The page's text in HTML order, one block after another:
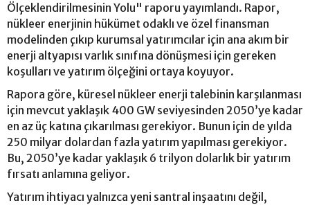
Ölçeklendirilmesinin Yolu" raporu yayımlandı. Rapor,
nükleer enerjinin hükümet odaklı ve özel finansman
modelinden çıkıp kurumsal yatırımcılar için ana akım bir
enerji altyapısı varlık sınıfına dönüşmesi için gereken
koşulları ve yatırım ölçeğini ortaya koyuyor.
Rapora göre, küresel nükleer enerji talebinin karşılanması
için mevcut yaklaşık 400 GW seviyesinden 2050’ye kadar
en az üç katına çıkarılması gerekiyor. Bunun için de yılda
250 milyar dolardan fazla yatırım yapılması gerekiyor.
Bu, 2050’ye kadar yaklaşık 6 trilyon dolarlık bir yatırım
fırsatı anlamına geliyor.
Yatırım ihtiyacı yalnızca yeni santral inşaatını değil,